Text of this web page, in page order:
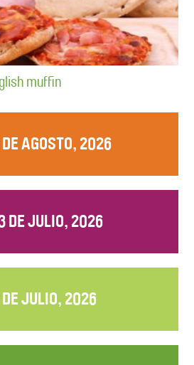
muffin
AGOSTO, 2026
DE JULIO, 2026
JULIO, 2026